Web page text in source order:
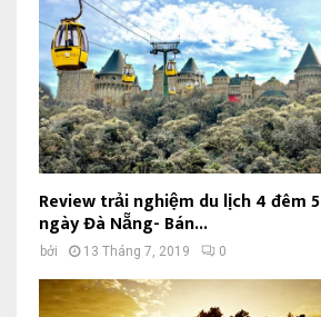
Review trải nghiệm du lịch 4 đêm 5
ngày Đà Nẵng- Bán...
bởi 13 Tháng 7, 2019 0